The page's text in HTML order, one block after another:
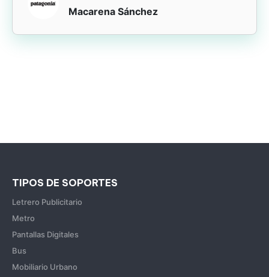
Macarena Sánchez
TIPOS DE SOPORTES
Letrero Publicitario
Metro
Pantallas Digitales
Bus
Mobiliario Urbano